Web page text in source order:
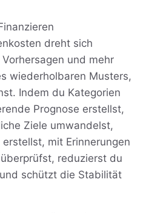
dreht sich
und mehr
wiederholbaren Musters,
Indem du Kategorien
Prognose erstellst,
Ziele umwandelst,
mit Erinnerungen
reduzierst du
schützt die Stabilität